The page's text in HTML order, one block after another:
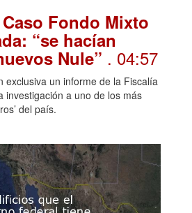
Fondo Mixto
“se hacían
Nule” . 04:57
exclusiva un informe de la Fiscalía
investigación a uno de los más
del país.